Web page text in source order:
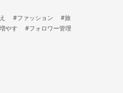
#ファッション
#旅
やす
#フォロワー管理